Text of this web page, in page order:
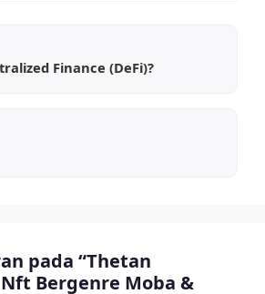
Finance (DeFi)?
pada “Thetan
Bergenre Moba &